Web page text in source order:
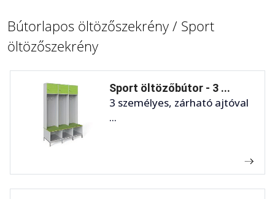
Bútorlapos öltözőszekrény / Sport
öltözőszekrény
Sport öltözőbútor - 3 ...
3 személyes, zárható ajtóval
...